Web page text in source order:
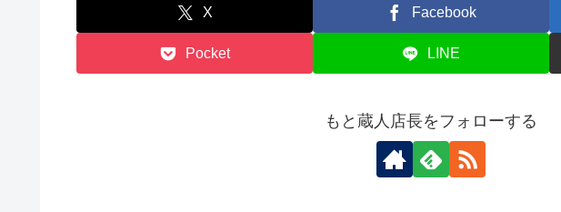
X Facebook
Pocket LINE
もと蔵人店長をフォローする